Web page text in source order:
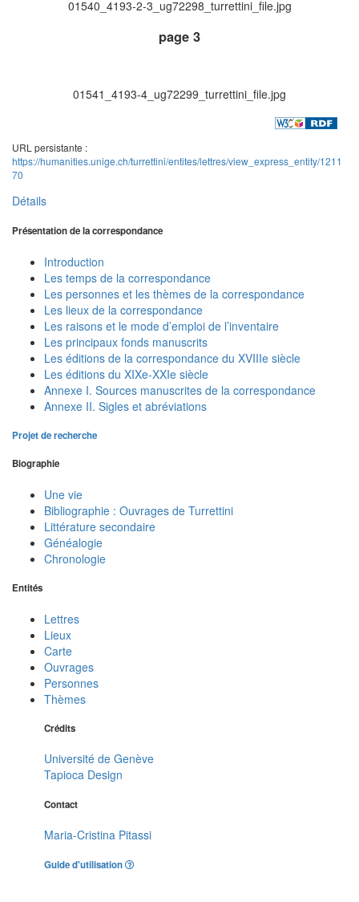
01540_4193-2-3_ug72298_turrettini_file.jpg
page 3
01541_4193-4_ug72299_turrettini_file.jpg
URL persistante :
https://humanities.unige.ch/turrettini/entites/lettres/view_express_entity/1211
70
Détails
Présentation de la correspondance
Introduction
Les temps de la correspondance
Les personnes et les thèmes de la correspondance
Les lieux de la correspondance
Les raisons et le mode d’emploi de l’inventaire
Les principaux fonds manuscrits
Les éditions de la correspondance du XVIIIe siècle
Les éditions du XIXe-XXIe siècle
Annexe I. Sources manuscrites de la correspondance
Annexe II. Sigles et abréviations
Projet de recherche
Biographie
Une vie
Bibliographie : Ouvrages de Turrettini
Littérature secondaire
Généalogie
Chronologie
Entités
Lettres
Lieux
Carte
Ouvrages
Personnes
Thèmes
Crédits
Université de Genève
Tapioca Design
Contact
Maria-Cristina Pitassi
Guide d'utilisation